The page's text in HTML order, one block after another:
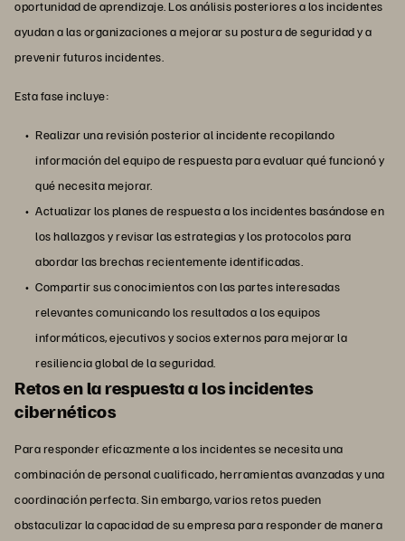
oportunidad de aprendizaje. Los análisis posteriores a los incidentes
ayudan a las organizaciones a mejorar su postura de seguridad y a
prevenir futuros incidentes.
Esta fase incluye:
Realizar una revisión posterior al incidente recopilando
información del equipo de respuesta para evaluar qué funcionó y
qué necesita mejorar.
Actualizar los planes de respuesta a los incidentes basándose en
los hallazgos y revisar las estrategias y los protocolos para
abordar las brechas recientemente identificadas.
Compartir sus conocimientos con las partes interesadas
relevantes comunicando los resultados a los equipos
informáticos, ejecutivos y socios externos para mejorar la
resiliencia global de la seguridad.
Retos en la respuesta a los incidentes
cibernéticos
Para responder eficazmente a los incidentes se necesita una
combinación de personal cualificado, herramientas avanzadas y una
coordinación perfecta. Sin embargo, varios retos pueden
obstaculizar la capacidad de su empresa para responder de manera